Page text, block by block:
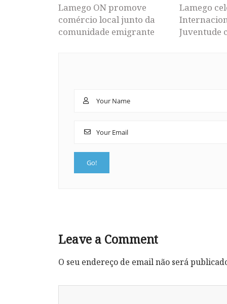
Lamego ON promove
comércio local junto da
comunidade emigrante
Lamego
Juventude
Leave a Comment
O seu endereço de email não será